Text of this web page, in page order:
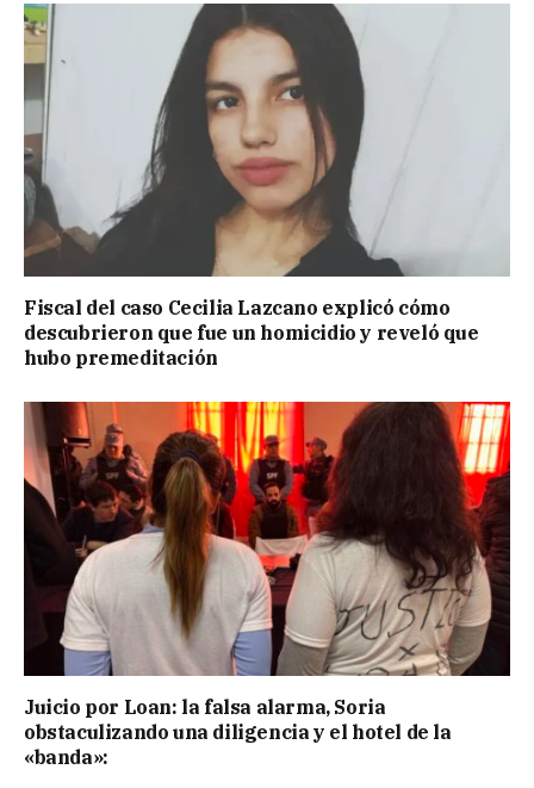
Fiscal del caso Cecilia Lazcano explicó cómo
descubrieron que fue un homicidio y reveló que
hubo premeditación
Juicio por Loan: la falsa alarma, Soria
obstaculizando una diligencia y el hotel de la
«banda»: